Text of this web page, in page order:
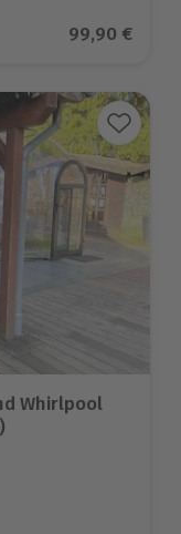
BewertungenAktueller
99,90 €
Whirlpool